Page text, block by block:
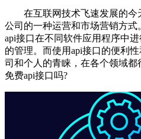
在互联网技术飞速发展的今
公司的一种运营和市场营销方
api接口在不同软件应用程序中
的管理。而使用api接口的便利
司和个人的青睐，在各个领域都
免费api接口吗?